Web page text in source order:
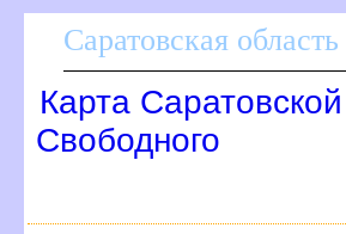
Саратовская область
Карта
Свободного